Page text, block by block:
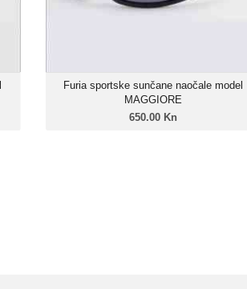
Furia sportske sunčane naočale model
MAGGIORE
650.00 Kn
Zatamnjenje: 85%